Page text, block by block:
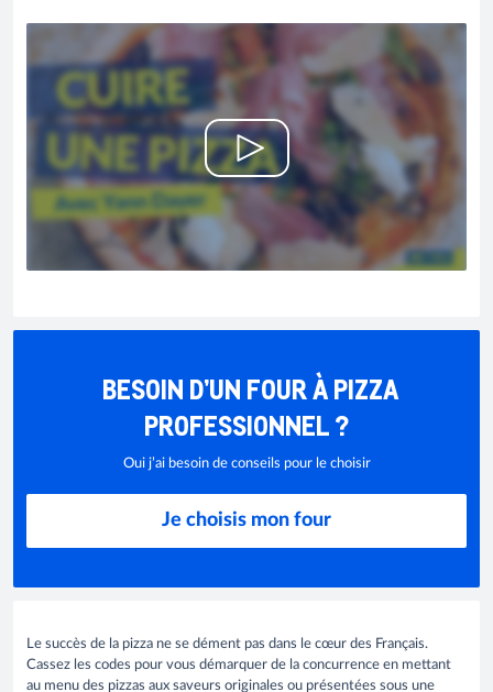
BESOIN D’UN FOUR À PIZZA
PROFESSIONNEL ?
Oui j’ai besoin de conseils pour le choisir
Je choisis mon four
Le succès de la pizza ne se dément pas dans le cœur des Français.
Cassez les codes pour vous démarquer de la concurrence en mettant
au menu des pizzas aux saveurs originales ou présentées sous une